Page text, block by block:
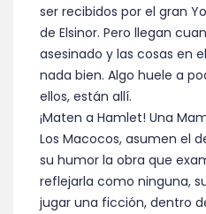
ser recibidos por el gran
de Elsinor. Pero llegan
asesinado y las cosas en
nada bien. Algo huele a
ellos, están allí.
¡Maten a Hamlet! Una
Los Macocos, asumen el
su humor la obra que
reflejarla como ninguna,
jugar una ficción, dentro